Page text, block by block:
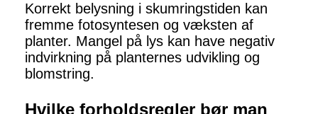
Korrekt belysning i skumringstiden kan
fremme fotosyntesen og væksten af
planter. Mangel på lys kan have negativ
indvirkning på planternes udvikling og
blomstring.
Hvilke forholdsregler bør man